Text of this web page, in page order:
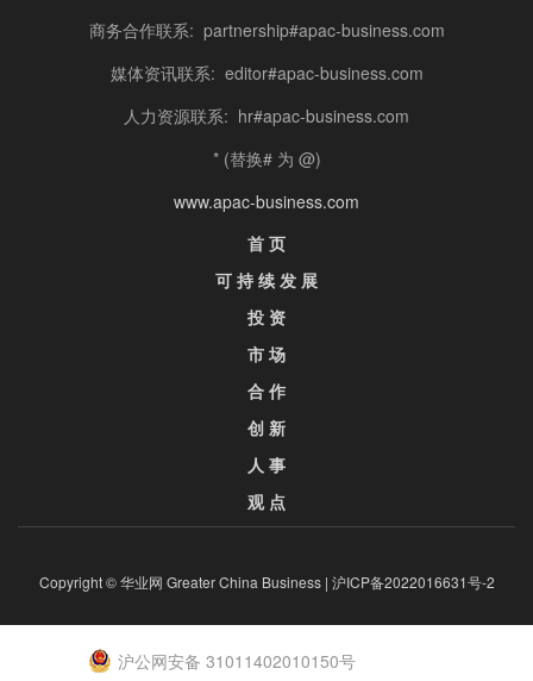
商务合作联系: partnership#apac-business.com
媒体资讯联系: editor#apac-business.com
人力资源联系: hr#apac-business.com
* (替换# 为 @)
www.apac-business.com
首 页
可 持 续 发 展
投 资
市 场
合 作
创 新
人 事
观 点
Copyright © 华业网 Greater China Business | 沪ICP备2022016631号-2
沪公网安备 31011402010150号